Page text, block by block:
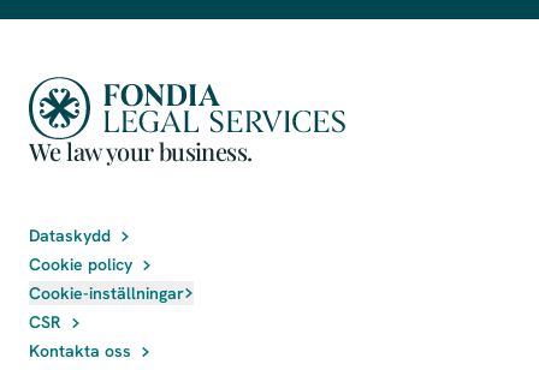
We law your business.
Dataskydd
Cookie policy
Cookie-inställningar
CSR
Kontakta oss